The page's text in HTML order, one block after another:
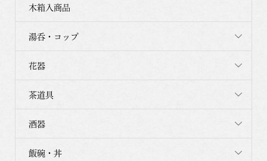
木箱入商品
湯呑・コップ
花器
茶道具
酒器
飯碗・丼